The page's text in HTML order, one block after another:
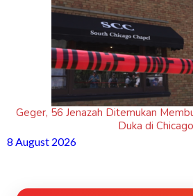
Geger, 56 Jenazah Ditemukan
Duka di Chicago
8 August 2026